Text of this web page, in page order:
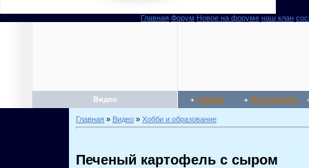
Главная Форум Новое на форуме наш клан
Видео Главная Мой профиль
Главная » Видео » Хобби и образование
Печеный картофель с сыром